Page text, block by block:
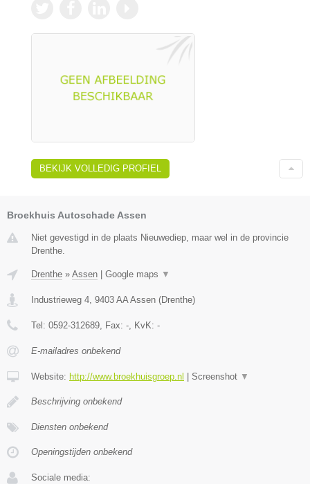
BEKIJK VOLLEDIG PROFIEL
Broekhuis Autoschade Assen
Niet gevestigd in de plaats Nieuwediep, maar wel in de provincie
Drenthe.
Drenthe » Assen Google maps ▼
Industrieweg 4, 9403 AA Assen (Drenthe)
Tel: 0592-312689, Fax: -, KvK: -
E-mailadres onbekend
Website: http://www.broekhuisgroep.nl Screenshot ▼
Beschrijving onbekend
Diensten onbekend
Openingstijden onbekend
Sociale media: